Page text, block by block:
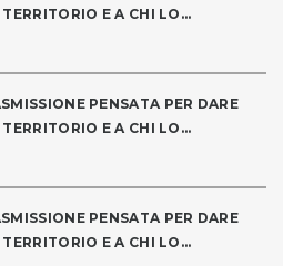
E A CHI LO...
PENSATA PER DARE
E A CHI LO...
PENSATA PER DARE
E A CHI LO...